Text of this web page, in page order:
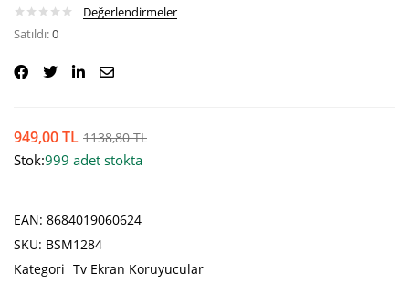
Değerlendirmeler
Satıldı:0
949,00TL 1138,80TL
Stok:999 adet stokta
EAN: 8684019060624
SKU: BSM1284
Kategori Tv Ekran Koruyucular